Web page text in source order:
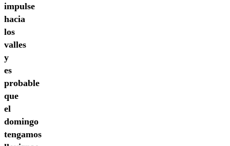
impulse
hacia
los
valles
y
es
probable
que
el
domingo
tengamos